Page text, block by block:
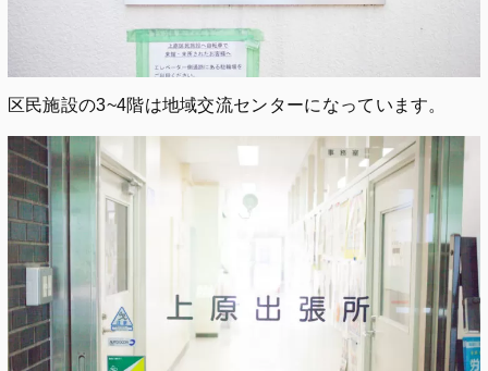
区民施設の3~4階は地域交流センターになっています。